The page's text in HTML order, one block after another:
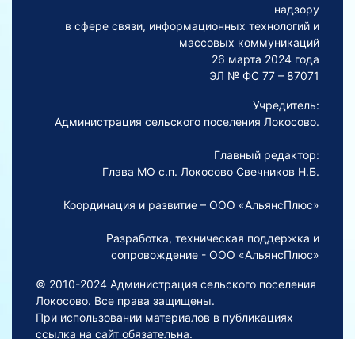
надзору
в сфере связи, информационных технологий и
массовых коммуникаций
26 марта 2024 года
ЭЛ № ФС 77 – 87071
Учредитель:
Администрация сельского поселения Локосово.
Главный редактор:
Глава МО с.п. Локосово Свечников Н.Б.
Координация и развитие – ООО «АльянсПлюс»
Разработка, техническая поддержка и
сопровождение - ООО «АльянсПлюс»
© 2010-2024 Администрация сельского поселения
Локосово. Все права защищены.
При использовании материалов в публикациях
ссылка на сайт обязательна.